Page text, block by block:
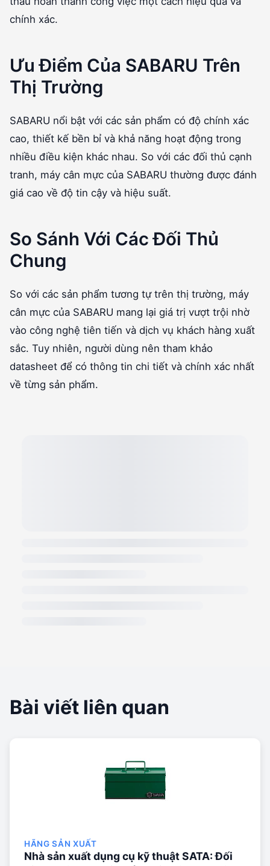
chính xác.
Ưu Điểm Của SABARU Trên
Thị Trường
SABARU nổi bật với các sản phẩm có độ chính xác
cao, thiết kế bền bỉ và khả năng hoạt động trong
nhiều điều kiện khác nhau. So với các đối thủ cạnh
tranh, máy cân mực của SABARU thường được đánh
giá cao về độ tin cậy và hiệu suất.
So Sánh Với Các Đối Thủ
Chung
So với các sản phẩm tương tự trên thị trường, máy
cân mực của SABARU mang lại giá trị vượt trội nhờ
vào công nghệ tiên tiến và dịch vụ khách hàng xuất
sắc. Tuy nhiên, người dùng nên tham khảo
datasheet để có thông tin chi tiết và chính xác nhất
về từng sản phẩm.
Bài viết liên quan
HÃNG SẢN XUẤT
Nhà sản xuất dụng cụ kỹ thuật SATA: Đối